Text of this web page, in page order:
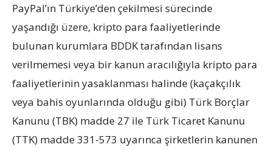
PayPal’ın Türkiye’den çekilmesi sürecinde
yaşandığı üzere, kripto para faaliyetlerinde
bulunan kurumlara BDDK tarafından lisans
verilmemesi veya bir kanun aracılığıyla kripto para
faaliyetlerinin yasaklanması halinde (kaçakçılık
veya bahis oyunlarında olduğu gibi) Türk Borçlar
Kanunu (TBK) madde 27 ile Türk Ticaret Kanunu
(TTK) madde 331-573 uyarınca şirketlerin kanunen